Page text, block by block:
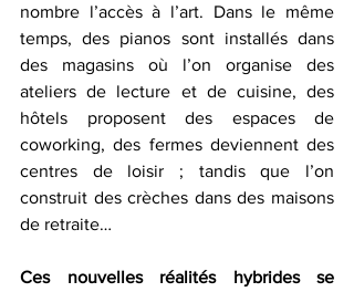
nombre l’accès à l’art. Dans le même
temps, des pianos sont installés dans
des magasins où l’on organise des
ateliers de lecture et de cuisine, des
hôtels proposent des espaces de
coworking, des fermes deviennent des
centres de loisir ; tandis que l’on
construit des crèches dans des maisons
de retraite…
Ces nouvelles réalités hybrides se